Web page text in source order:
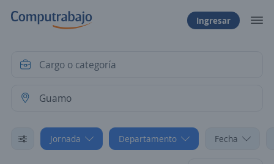
Ingresar
Jornada Departamento Fecha